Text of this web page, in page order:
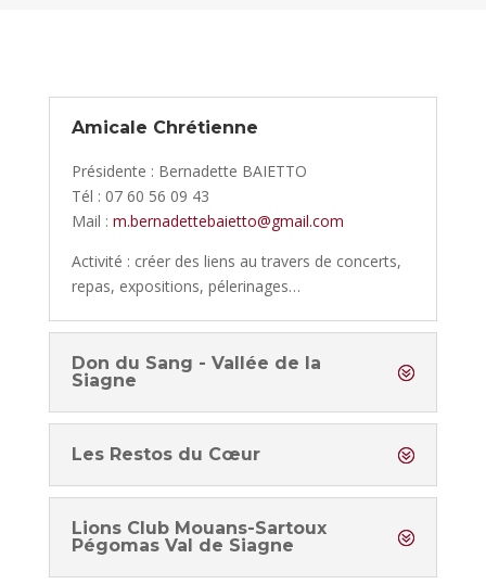
Amicale Chrétienne
Présidente : Bernadette BAIETTO
Tél : 07 60 56 09 43
Mail : m.bernadettebaietto@gmail.com
Activité : créer des liens au travers de concerts,
repas, expositions, pélerinages…
Don du Sang - Vallée de la
Siagne
Les Restos du Cœur
Lions Club Mouans-Sartoux
Pégomas Val de Siagne